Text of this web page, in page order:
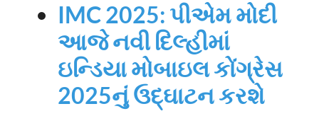
IMC 2025: પીએમ મોદી
આજે નવી દિલ્હીમાં
ઇન્ડિયા મોબાઇલ કોંગ્રેસ
2025નું ઉદ્ઘાટન કરશે